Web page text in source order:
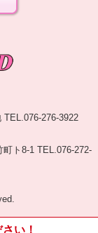
TEL.076-276-3922
ト8-1 TEL.076-272-
い！